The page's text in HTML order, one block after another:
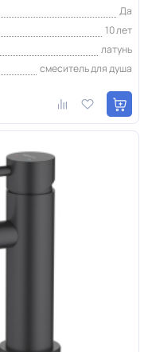
Да
10 лет
латунь
смеситель для душа